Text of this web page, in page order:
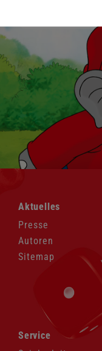
Navigation
überspringen
Aktuelles
Presse
Autoren
Sitemap
Navigation
überspringen
Service